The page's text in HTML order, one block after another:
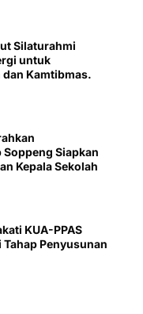
Silaturahmi
untuk
dan Kamtibmas.
Siapkan
Kepala Sekolah
Penyusunan